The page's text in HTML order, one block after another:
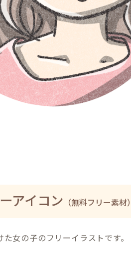
アイコン （無料フリー素材）
女の子のフリーイラストです。